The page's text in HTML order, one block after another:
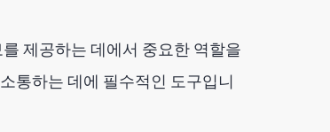
제공하는 데에서 중요한 역할을
통하는 데에 필수적인 도구입니